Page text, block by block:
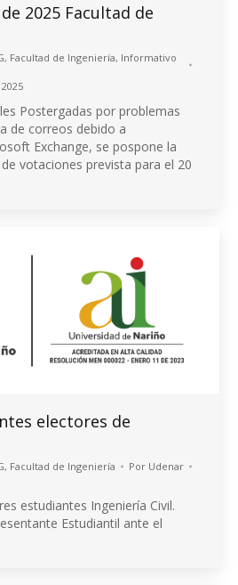
2025 Facultad de
, Facultad de Ingeniería, Informativo
Postergadas por problemas
de correos debido a
Exchange, se pospone la
votaciones prevista para el 20
electores de
, Facultad de Ingeniería Por Udenar
estudiantes Ingeniería Civil.
Estudiantil ante el